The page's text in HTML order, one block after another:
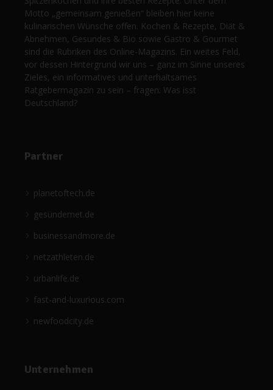
Motto „gemeinsam genießen“ bleiben hier keine
kulinarischen Wünsche offen. Kochen & Rezepte, Diät &
Abnehmen, Gesundes & Bio sowie Gastro & Gourmet
sind die Rubriken des Online-Magazins. Ein weites Feld,
vor dessen Hintergrund wir uns – ganz im Sinne unseres
Zieles, ein informatives und unterhaltsames
Ratgebermagazin zu sein – fragen: Was isst
Deutschland?
Partner
planetoftech.de
gesündernet.de
businessandmore.de
netzathleten.de
urbanlife.de
fast-and-luxurious.com
newfoodcity.de
Unternehmen